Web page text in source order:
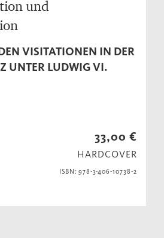
und
VISITATIONEN IN DER
UNTER LUDWIG VI.
33,00 €
HARDCOVER
ISBN: 978-3-406-10738-2